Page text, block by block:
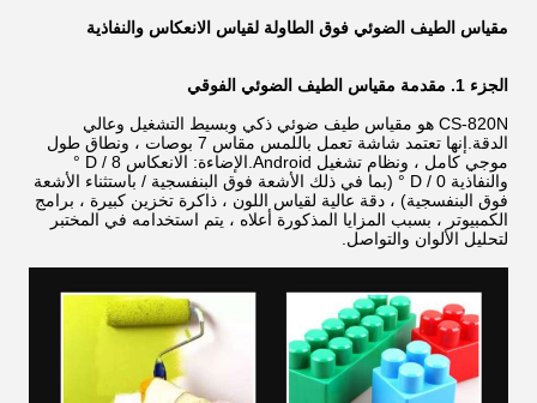
مقياس الطيف الضوئي فوق الطاولة لقياس الانعكاس والنفاذية
الجزء 1. مقدمة مقياس الطيف الضوئي الفوقي
CS-820N هو مقياس طيف ضوئي ذكي وبسيط التشغيل وعالي
الدقة.إنها تعتمد شاشة تعمل باللمس مقاس 7 بوصات ، ونطاق طول
موجي كامل ، ونظام تشغيل Android.الإضاءة: الانعكاس D / 8 °
والنفاذية D / 0 ° (بما في ذلك الأشعة فوق البنفسجية / باستثناء الأشعة
فوق البنفسجية) ، دقة عالية لقياس اللون ، ذاكرة تخزين كبيرة ، برامج
الكمبيوتر ، بسبب المزايا المذكورة أعلاه ، يتم استخدامه في المختبر
لتحليل الألوان والتواصل.